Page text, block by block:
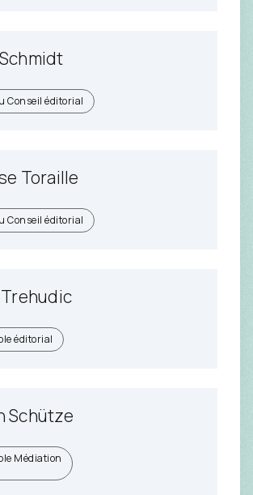
Conseil éditorial
Toraille
Conseil éditorial
éditorial
Schütze
Médiation